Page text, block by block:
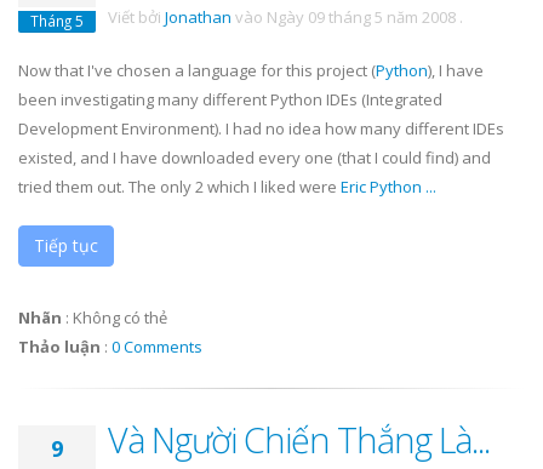
Tháng 5 Viết bởi Jonathan vào Ngày 09 tháng 5 năm 2008 .
Now that I've chosen a language for this project (Python), I have
been investigating many different Python IDEs (Integrated
Development Environment). I had no idea how many different IDEs
existed, and I have downloaded every one (that I could find) and
tried them out. The only 2 which I liked were Eric Python ...
Tiếp tục
Nhãn : Không có thẻ
Thảo luận : 0 Comments
9 Và Người Chiến Thắng Là...